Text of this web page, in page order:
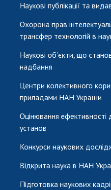
Наукові публікації та
Охорона прав
трансфер технологій в
Наукові об'єкти, що
надбання
Центри колективного
приладами НАН України
Оцінювання ефективності
установ
Конкурси наукових
Відкрита наука в НАН
Підготовка наукових